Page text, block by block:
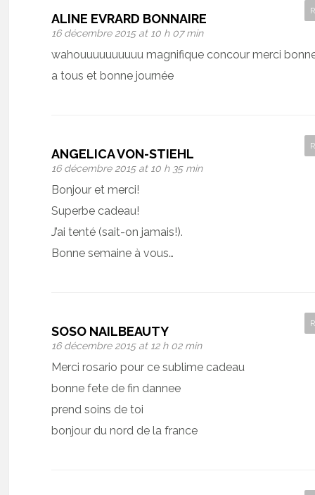
ALINE EVRARD BONNAIRE
16 décembre 2015 at 10 h 07 min
wahouuuuuuuuuu magnifique concour merci
a tous et bonne journée
ANGELICA VON-STIEHL
16 décembre 2015 at 10 h 35 min
Bonjour et merci!
Superbe cadeau!
J’ai tenté (sait-on jamais!).
Bonne semaine à vous…
SOSO NAILBEAUTY
16 décembre 2015 at 12 h 02 min
Merci rosario pour ce sublime cadeau
bonne fete de fin dannee
prend soins de toi
bonjour du nord de la france